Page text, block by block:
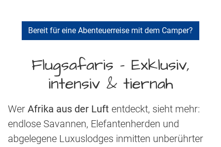
Bereit für eine Abenteuerreise mit dem Camper?
Flugsafaris - Exklusiv,
intensiv & tiernah
Wer Afrika aus der Luft entdeckt, sieht mehr:
endlose Savannen, Elefantenherden und
abgelegene Luxuslodges inmitten unberührter